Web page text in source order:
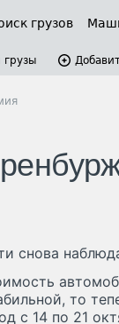
грузов
грузы
снова
то
с 14 по 21